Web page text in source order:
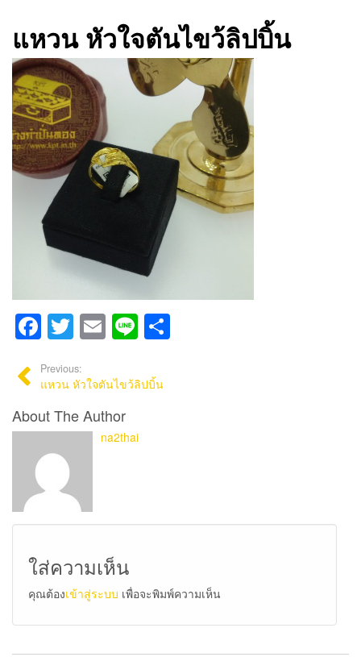
แหวน หัวใจตันไขว้ลิปบิ้น
Facebook
Twitter
Email
Line
Previous:
แหวน หัวใจตันไขว้ลิปบิ้น
About The Author
na2thai
ใส่ความเห็น
คุณต้องเข้าสู่ระบบ เพื่อจะพิมพ์ความเห็น